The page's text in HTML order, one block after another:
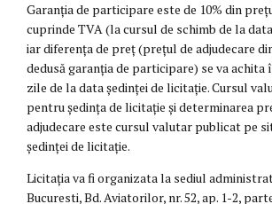
Garanția de participare este de 10% din
cuprinde TVA (la cursul de schimb de la
iar diferența de preț (prețul de adjudecare
dedusă garanția de participare) se va achita
zile de la data ședinței de licitație. Cursul
pentru ședința de licitație și determinarea
adjudecare este cursul valutar publicat pe
ședinței de licitație.
Licitația va fi organizata la sediul
Bucuresti, Bd. Aviatorilor, nr. 52, ap. 1-2,